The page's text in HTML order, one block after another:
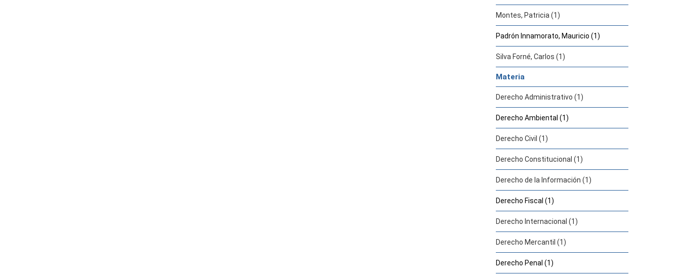
Montes, Patricia (1)
Padrón Innamorato, Mauricio (1)
Silva Forné, Carlos (1)
Materia
Derecho Administrativo (1)
Derecho Ambiental (1)
Derecho Civil (1)
Derecho Constitucional (1)
Derecho de la Información (1)
Derecho Fiscal (1)
Derecho Internacional (1)
Derecho Mercantil (1)
Derecho Penal (1)